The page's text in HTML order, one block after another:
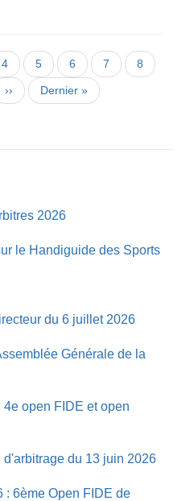
Page
4 Page
5 Page
6 Page
7 Page
8
Page
suivante
››
Dernière
page
Dernier »
2026
le Handiguide des Sports
du 6 juillet 2026
Générale de la
open FIDE et open
du 13 juin 2026
: 6ème Open FIDE de